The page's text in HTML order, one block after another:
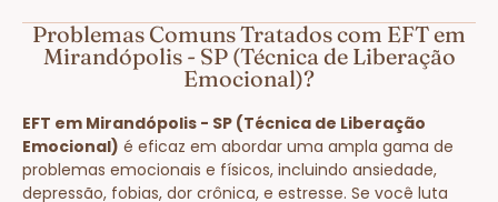
Problemas Comuns Tratados com EFT em
Mirandópolis - SP (Técnica de Liberação
Emocional)?
EFT em Mirandópolis - SP (Técnica de Liberação
Emocional) é eficaz em abordar uma ampla gama de
problemas emocionais e físicos, incluindo ansiedade,
depressão, fobias, dor crônica, e estresse. Se você luta